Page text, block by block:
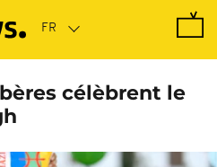
célèbrent le